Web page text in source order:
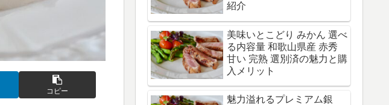
コピー
紹介
美味いとこどり みかん 選べ
る内容量 和歌山県産 赤秀
甘い 完熟 選別済の魅力と購
入メリット
魅力溢れるプレミアム銀